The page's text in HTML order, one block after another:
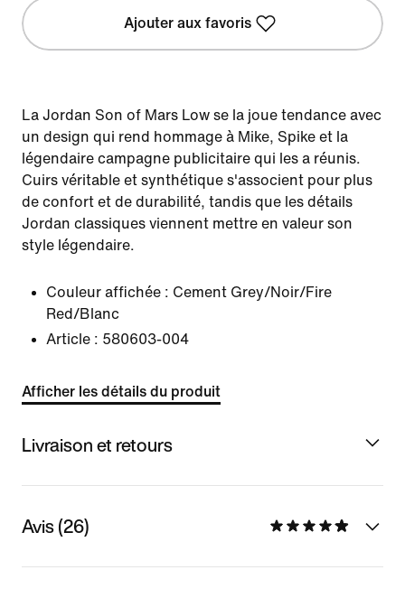
Ajouter aux favoris
La Jordan Son of Mars Low se la joue tendance avec
un design qui rend hommage à Mike, Spike et la
légendaire campagne publicitaire qui les a réunis.
Cuirs véritable et synthétique s'associent pour plus
de confort et de durabilité, tandis que les détails
Jordan classiques viennent mettre en valeur son
style légendaire.
Couleur affichée : Cement Grey/Noir/Fire
Red/Blanc
Article : 580603-004
Afficher les détails du produit
Livraison et retours
Avis (26)